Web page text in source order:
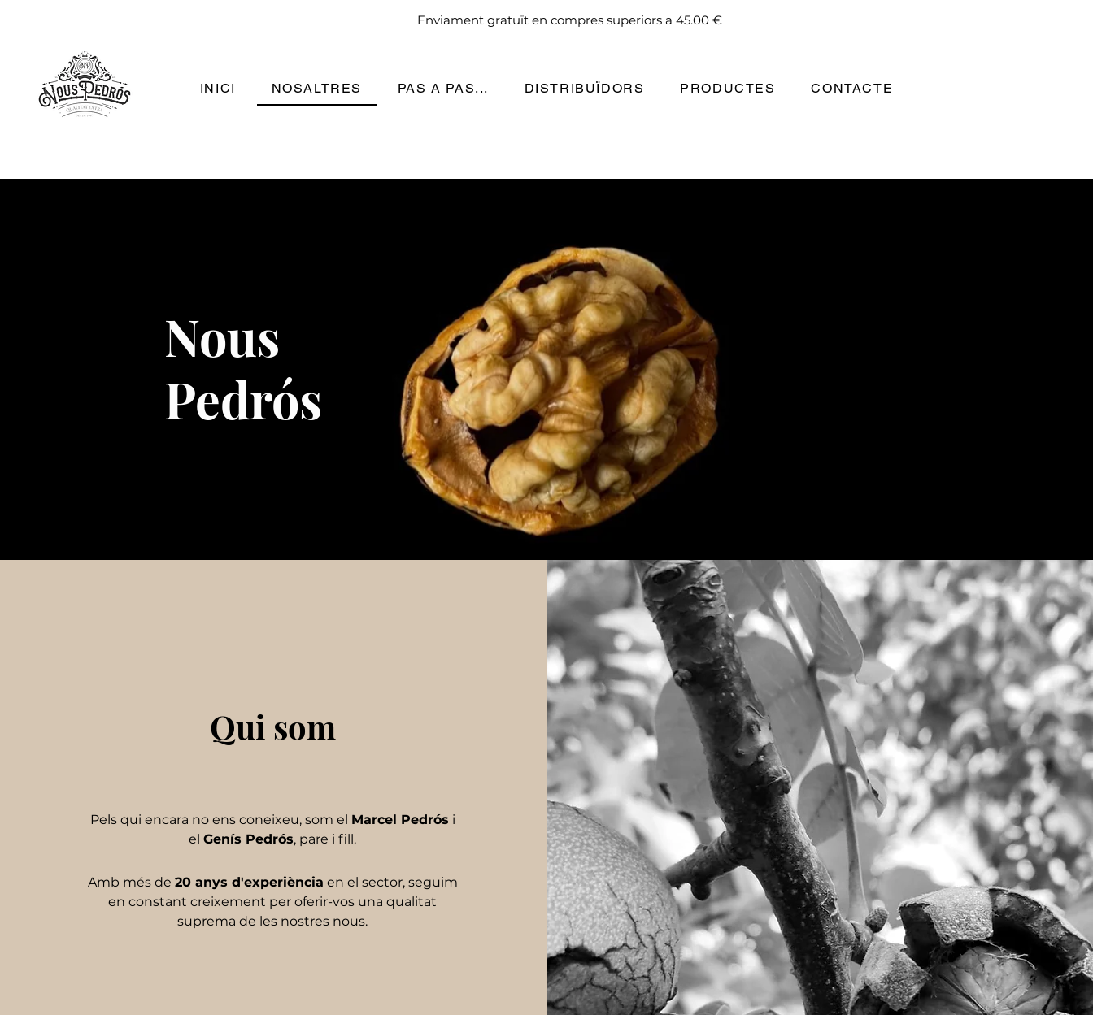
INICI NOSALTRES PAS A PAS... DISTRIBUÏDORS PRODUCTES CONTACTE
Enviament gratuït en compres superiors a 45.00 €
Nous
Pedrós
Qui som
Pels qui encara no ens coneixeu, som el Marcel Pedrós i
el Genís Pedrós, pare i fill.
Amb més de 20 anys d'experiència en el sector, seguim
en constant creixement per oferir-vos una qualitat
suprema de les nostres nous.